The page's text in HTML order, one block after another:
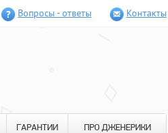
Вопросы - ответы Контакты
ГАРАНТИИ ПРО ДЖЕНЕРИКИ